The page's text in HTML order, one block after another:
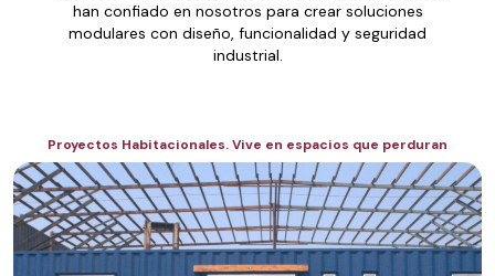
han confiado en nosotros para crear soluciones
modulares con diseño, funcionalidad y seguridad
industrial.
Proyectos Habitacionales. Vive en espacios que perduran